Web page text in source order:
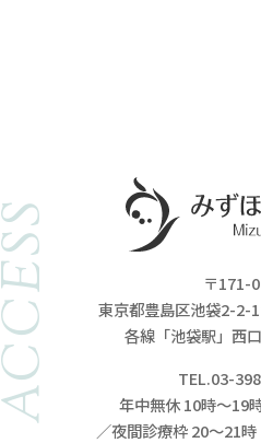
〒171-
東京都豊島区池袋2-2-
各線「池袋駅」西
TEL.03-
年中無休 10時～19
／夜間診療枠 20～21時